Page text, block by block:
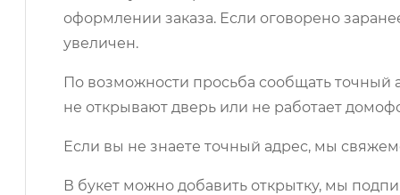
оформлении заказа. Если оговорено
увеличен.
По возможности просьба сообщать точный
не открывают дверь или не работает
Если вы не знаете точный адрес, мы
В букет можно добавить открытку, мы